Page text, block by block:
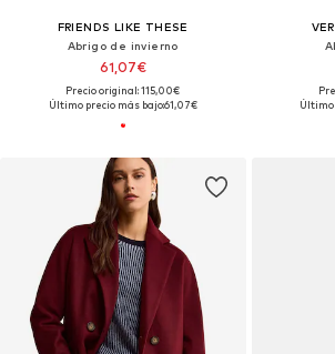
FRIENDS LIKE THESE
Abrigo de invierno
61,07€
Precio original: 115,00€
Último precio más bajo:61,07€
Último